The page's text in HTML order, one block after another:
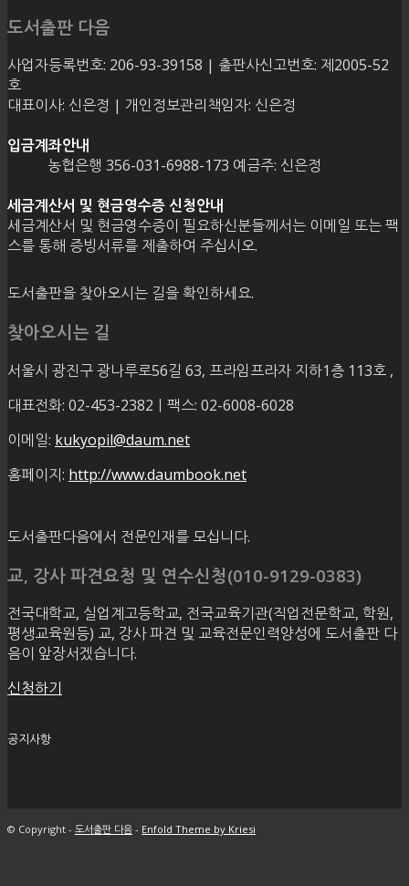
도서출판 다음
사업자등록번호: 206-93-39158 | 출판사신고번호: 제2005-52
호
대표이사: 신은정 | 개인정보관리책임자: 신은정
입금계좌안내
농협은행 356-031-6988-173 예금주: 신은정
세금계산서 및 현금영수증 신청안내
세금계산서 및 현금영수증이 필요하신분들께서는 이메일 또는 팩
스를 통해 증빙서류를 제출하여 주십시오.
도서출판을 찾아오시는 길을 확인하세요.
찾아오시는 길
서울시 광진구 광나루로56길 63, 프라임프라자 지하1층 113호 ,
대표전화: 02-453-2382ㅣ팩스: 02-6008-6028
이메일: kukyopil@daum.net
홈페이지: http://www.daumbook.net
도서출판다음에서 전문인재를 모십니다.
교, 강사 파견요청 및 연수신청(010-9129-0383)
전국대학교, 실업계고등학교, 전국교육기관(직업전문학교, 학원,
평생교육원등) 교, 강사 파견 및 교육전문인력양성에 도서출판 다
음이 앞장서겠습니다.
신청하기
공지사항
© Copyright - 도서출판 다음 - Enfold Theme by Kriesi